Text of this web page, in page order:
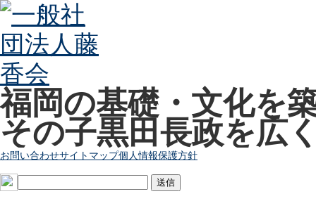
福岡の基礎・文化を
その子黒田長政を広
お問い合わせサイトマップ個人情報保護方針